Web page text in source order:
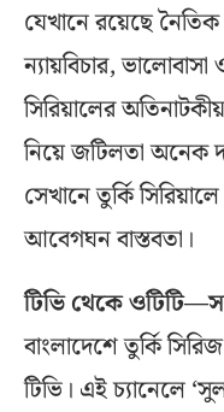
যেখানে রয়েছে নৈতিক
ন্যায়বিচার,
সিরিয়ালের
নিয়ে জটিলতা অনেক
সেখানে তুর্কি
আবেগঘন বাস্তবতা।
টিভি থেকে
বাংলাদেশে তুর্কি
টিভি। এই চ্যানেলে